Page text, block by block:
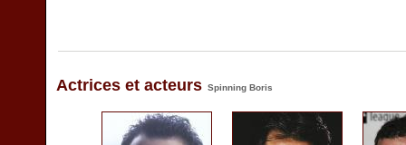
Actrices et acteurs Spinning Boris